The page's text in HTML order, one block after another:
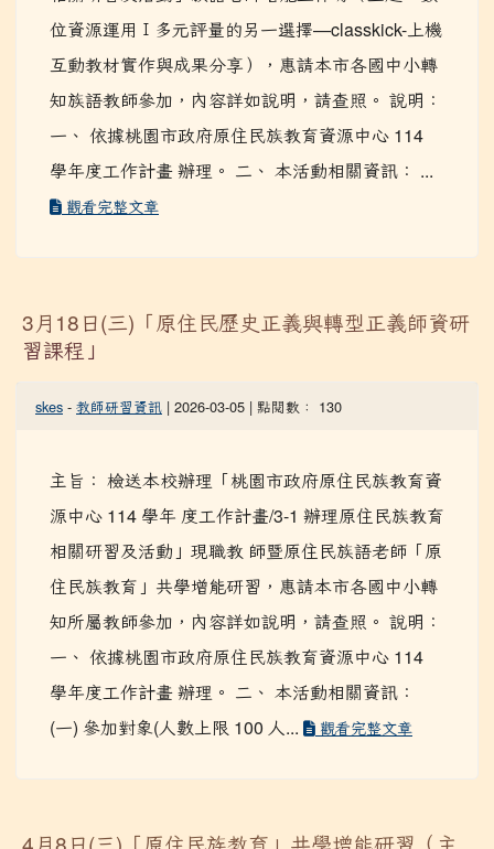
相關研習及活動」族語老師增能工作坊（主題：數
位資源運用Ⅰ多元評量的另一選擇—classkick-上機
互動教材實作與成果分享），惠請本市各國中小轉
知族語教師參加，內容詳如說明，請查照。 說明：
一、 依據桃園市政府原住民族教育資源中心 114
學年度工作計畫 辦理。 二、 本活動相關資訊： ...
3月18日(三)「原住民歷史正義與轉型正義師資研
主旨： 檢送本校辦理「桃園市政府原住民族教育資
源中心 114 學年 度工作計畫/3-1 辦理原住民族教育
相關研習及活動」現職教 師暨原住民族語老師「原
住民族教育」共學增能研習，惠請本市各國中小轉
知所屬教師參加，內容詳如說明，請查照。 說明：
一、 依據桃園市政府原住民族教育資源中心 114
學年度工作計畫 辦理。 二、 本活動相關資訊：